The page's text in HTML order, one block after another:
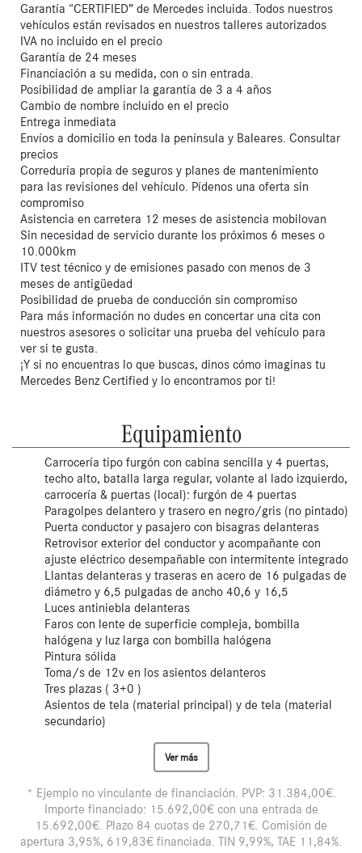
Garantía “CERTIFIED” de Mercedes incluida. Todos nuestros
vehículos están revisados en nuestros talleres autorizados
IVA no incluido en el precio
Garantía de 24 meses
Financiación a su medida, con o sin entrada.
Posibilidad de ampliar la garantía de 3 a 4 años
Cambio de nombre incluido en el precio
Entrega inmediata
Envíos a domicilio en toda la península y Baleares. Consultar
precios
Correduría propia de seguros y planes de mantenimiento
para las revisiones del vehículo. Pídenos una oferta sin
compromiso
Asistencia en carretera 12 meses de asistencia mobilovan
Sin necesidad de servicio durante los próximos 6 meses o
10.000km
ITV test técnico y de emisiones pasado con menos de 3
meses de antigüedad
Posibilidad de prueba de conducción sin compromiso
Para más información no dudes en concertar una cita con
nuestros asesores o solicitar una prueba del vehículo para
ver si te gusta.
¡Y si no encuentras lo que buscas, dinos cómo imaginas tu
Mercedes Benz Certified y lo encontramos por ti!
Equipamiento
Carrocería tipo furgón con cabina sencilla y 4 puertas,
techo alto, batalla larga regular, volante al lado izquierdo,
carrocería & puertas (local): furgón de 4 puertas
Paragolpes delantero y trasero en negro/gris (no pintado)
Puerta conductor y pasajero con bisagras delanteras
Retrovisor exterior del conductor y acompañante con
ajuste eléctrico desempañable con intermitente integrado
Llantas delanteras y traseras en acero de 16 pulgadas de
diámetro y 6,5 pulgadas de ancho 40,6 y 16,5
Luces antiniebla delanteras
Faros con lente de superficie compleja, bombilla
halógena y luz larga con bombilla halógena
Pintura sólida
Toma/s de 12v en los asientos delanteros
Tres plazas ( 3+0 )
Asientos de tela (material principal) y de tela (material
secundario)
Ver más
* Ejemplo no vinculante de financiación. PVP: 31.384,00€.
Importe financiado: 15.692,00€ con una entrada de
15.692,00€. Plazo 84 cuotas de 270,71€. Comisión de
apertura 3,95%, 619,83€ financiada. TIN 9,99%, TAE 11,84%.